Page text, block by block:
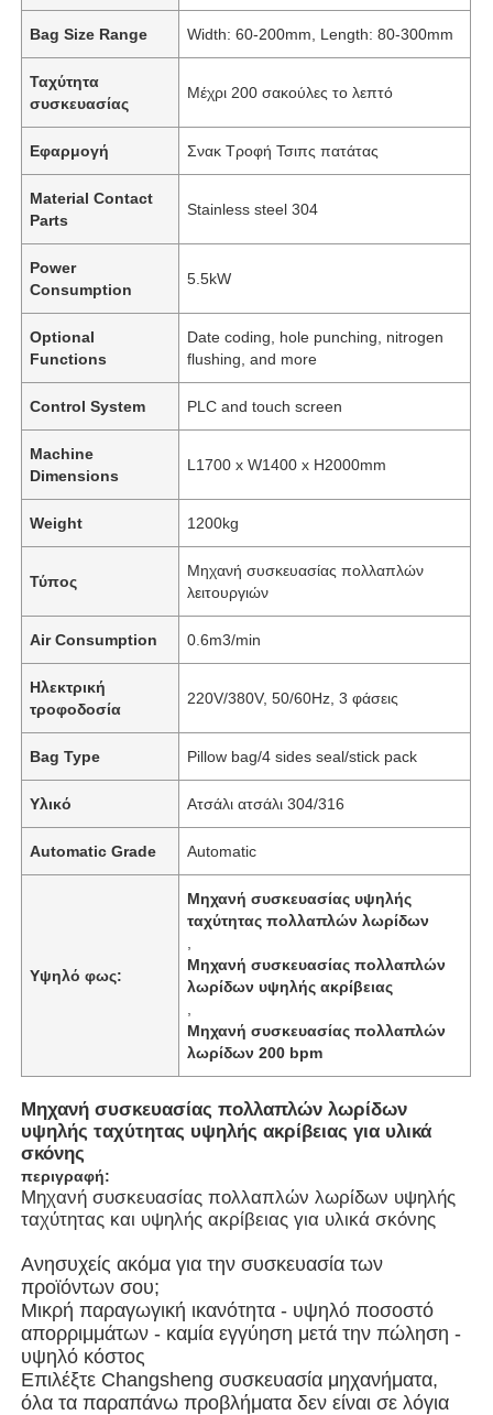
Σπίτι
Προϊόντα
Σχετικά με εμάς
Επισκέψεις στο εργοστάσιο
Ποιοτικός έλεγχος
Επικοινωνήστε μαζί μας
Νέα
Υποθέσεις
Μηχανή περιστροφικής συσκευασίας
Bag Size Range Width: 60-200mm, Length: 80-300mm
Ταχύτητα
συσκευασίας
Μέχρι 200 σακούλες το λεπτό
Εφαρμογή Σνακ Τροφή Τσιπς πατάτας
Material Contact
Parts
Stainless steel 304
Power
Consumption
5.5kW
Optional
Functions
Date coding, hole punching, nitrogen
flushing, and more
Control System PLC and touch screen
Machine
Dimensions
L1700 x W1400 x H2000mm
Weight 1200kg
Τύπος
Μηχανή συσκευασίας πολλαπλών
λειτουργιών
Air Consumption 0.6m3/min
Ηλεκτρική
τροφοδοσία
220V/380V, 50/60Hz, 3 φάσεις
Bag Type Pillow bag/4 sides seal/stick pack
Υλικό Ατσάλι ατσάλι 304/316
Automatic Grade Automatic
Υψηλό φως:
Μηχανή συσκευασίας υψηλής
ταχύτητας πολλαπλών λωρίδων
Μηχανή συσκευασίας πολλαπλών
λωρίδων υψηλής ακρίβειας
Μηχανή συσκευασίας πολλαπλών
λωρίδων 200 bpm
Μηχανή συσκευασίας πολλαπλών λωρίδων
υψηλής ταχύτητας υψηλής ακρίβειας για υλικά
σκόνης
περιγραφή:
Μηχανή συσκευασίας πολλαπλών λωρίδων υψηλής
ταχύτητας και υψηλής ακρίβειας για υλικά σκόνης
Ανησυχείς ακόμα για την συσκευασία των
προϊόντων σου;
Μικρή παραγωγική ικανότητα - υψηλό ποσοστό
απορριμμάτων - καμία εγγύηση μετά την πώληση -
υψηλό κόστος
Επιλέξτε Changsheng συσκευασία μηχανήματα,
όλα τα παραπάνω προβλήματα δεν είναι σε λόγια